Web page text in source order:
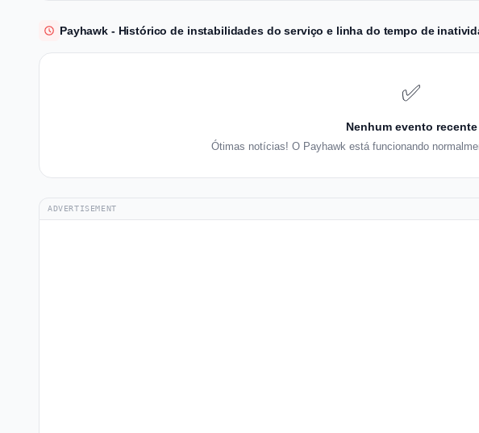
Payhawk - Histórico de instabilidades do serviço e linha do tempo de
✅
Nenhum evento recente
Ótimas notícias! O Payhawk está funcionando
ADVERTISEMENT